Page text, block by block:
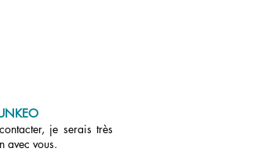
je serais très
avec vous.